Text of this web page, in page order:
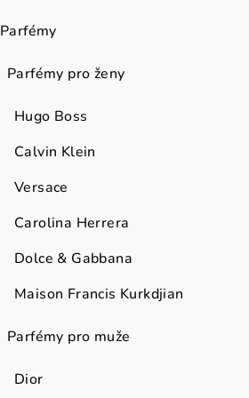
Parfémy
Parfémy pro ženy
Hugo Boss
Calvin Klein
Versace
Carolina Herrera
Dolce & Gabbana
Maison Francis Kurkdjian
Parfémy pro muže
Dior